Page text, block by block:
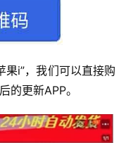
果i”，我们可以直接购
的更新APP。